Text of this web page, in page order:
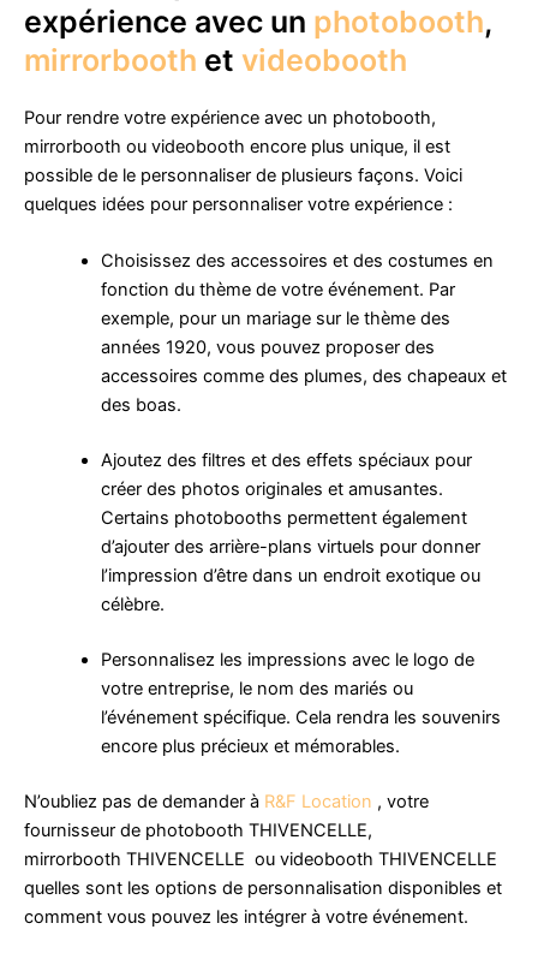
expérience avec un photobooth,
mirrorbooth et videobooth
Pour rendre votre expérience avec un photobooth,
mirrorbooth ou videobooth encore plus unique, il est
possible de le personnaliser de plusieurs façons. Voici
quelques idées pour personnaliser votre expérience :
Choisissez des accessoires et des costumes en
fonction du thème de votre événement. Par
exemple, pour un mariage sur le thème des
années 1920, vous pouvez proposer des
accessoires comme des plumes, des chapeaux et
des boas.
Ajoutez des filtres et des effets spéciaux pour
créer des photos originales et amusantes.
Certains photobooths permettent également
d’ajouter des arrière-plans virtuels pour donner
l’impression d’être dans un endroit exotique ou
célèbre.
Personnalisez les impressions avec le logo de
votre entreprise, le nom des mariés ou
l’événement spécifique. Cela rendra les souvenirs
encore plus précieux et mémorables.
N’oubliez pas de demander à R&F Location , votre
fournisseur de photobooth THIVENCELLE,
mirrorbooth THIVENCELLE ou videobooth THIVENCELLE
quelles sont les options de personnalisation disponibles et
comment vous pouvez les intégrer à votre événement.